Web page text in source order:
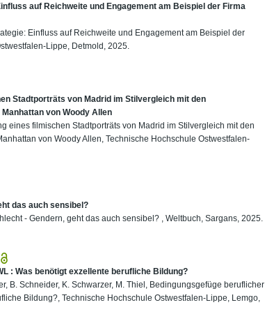
auf Reichweite und Engagement am Beispiel der Firma
Einfluss auf Reichweite und Engagement am Beispiel der
Lippe, Detmold, 2025.
Stadtporträts von Madrid im Stilvergleich mit den
von Woody Allen
eines filmischen Stadtporträts von Madrid im Stilvergleich mit den
von Woody Allen, Technische Hochschule Ostwestfalen-
das auch sensibel?
- Gendern, geht das auch sensibel? , Weltbuch, Sargans, 2025.
: Was benötigt exzellente berufliche Bildung?
B. Schneider, K. Schwarzer, M. Thiel, Bedingungsgefüge beruflicher
Bildung?, Technische Hochschule Ostwestfalen-Lippe, Lemgo,